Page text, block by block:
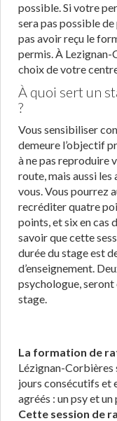
possible. Si votre
sera pas possible
pas avoir reçu le
permis. À Lezignan-
choix de votre
À quoi sert un
?
Vous sensibiliser
demeure l’objectif
à ne pas reproduire
route, mais aussi
vous. Vous pourrez
recréditer quatre
points, et six en cas
savoir que cette
durée du stage est
d’enseignement.
psychologue, seront
stage.
La formation de
Lézignan-Corbières
jours consécutifs et
agréés : un psy et
Cette session de